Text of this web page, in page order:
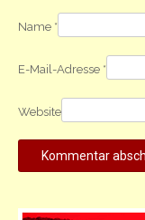
Name *
E-Mail-Adresse *
Website